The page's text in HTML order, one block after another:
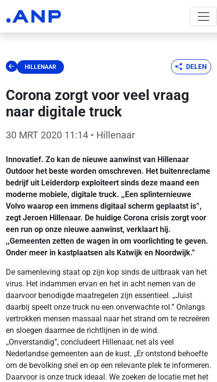
HILLENAAR DELEN
Corona zorgt voor veel vraag
naar digitale truck
30 MRT 2020 11:14 • Hillenaar
Innovatief. Zo kan de nieuwe aanwinst van Hillenaar
Outdoor het beste worden omschreven. Het buitenreclame
bedrijf uit Leiderdorp exploiteert sinds deze maand een
moderne mobiele, digitale truck. ,,Een splinternieuwe
Volvo waarop een immens digitaal scherm geplaatst is”,
zegt Jeroen Hillenaar. De huidige Corona crisis zorgt voor
een run op onze nieuwe aanwinst, verklaart hij.
,,Gemeenten zetten de wagen in om voorlichting te geven.
Onder meer in kastplaatsen als Katwijk en Noordwijk.”
De samenleving staat op zijn kop sinds de uitbraak van het
virus. Het indammen ervan en het in acht nemen van de
daarvoor benodigde maatregelen zijn essentieel. ,,Juist
daarbij speelt onze truck nu een onverwachte rol.” Onlangs
vertrokken mensen massaal naar het strand om te recreëren
en sloegen daarmee de richtlijnen in de wind.
,,Onverstandig”, concludeert Hillenaar, net als veel
Nederlandse gemeenten aan de kust. ,,Er ontstond behoefte
om de bevolking snel en op een relevante plek te informeren.
Daarvoor is onze truck ideaal. We zoeken de locatie met het